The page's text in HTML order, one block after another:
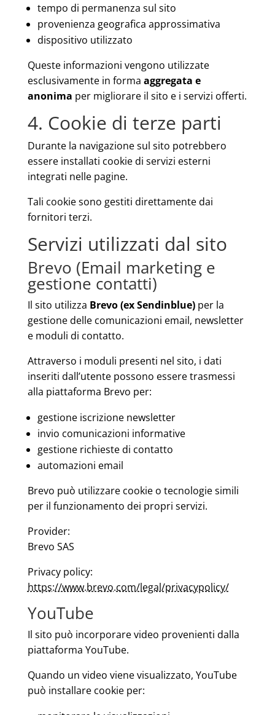
tempo di permanenza sul sito
provenienza geografica approssimativa
dispositivo utilizzato
Queste informazioni vengono utilizzate
esclusivamente in forma aggregata e
anonima per migliorare il sito e i servizi offerti.
4. Cookie di terze parti
Durante la navigazione sul sito potrebbero
essere installati cookie di servizi esterni
integrati nelle pagine.
Tali cookie sono gestiti direttamente dai
fornitori terzi.
Servizi utilizzati dal sito
Brevo (Email marketing e
gestione contatti)
Il sito utilizza Brevo (ex Sendinblue)per la
gestione delle comunicazioni email, newsletter
e moduli di contatto.
Attraverso i moduli presenti nel sito, i dati
inseriti dall’utente possono essere trasmessi
alla piattaforma Brevo per:
gestione iscrizione newsletter
invio comunicazioni informative
gestione richieste di contatto
automazioni email
Brevo può utilizzare cookie o tecnologie simili
per il funzionamento dei propri servizi.
Provider:
Brevo SAS
Privacy policy:
https://www.brevo.com/legal/privacypolicy/
YouTube
Il sito può incorporare video provenienti dalla
piattaforma YouTube.
Quando un video viene visualizzato, YouTube
può installare cookie per: